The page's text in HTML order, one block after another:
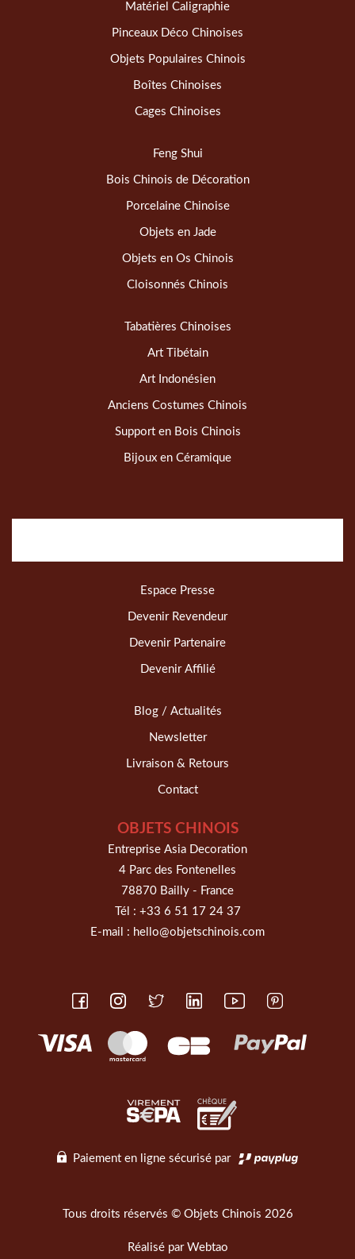
Matériel Caligraphie
Pinceaux Déco Chinoises
Objets Populaires Chinois
Boîtes Chinoises
Cages Chinoises
Feng Shui
Bois Chinois de Décoration
Porcelaine Chinoise
Objets en Jade
Objets en Os Chinois
Cloisonnés Chinois
Tabatières Chinoises
Art Tibétain
Art Indonésien
Anciens Costumes Chinois
Support en Bois Chinois
Bijoux en Céramique
Espace Presse
Devenir Revendeur
Devenir Partenaire
Devenir Affilié
Blog / Actualités
Newsletter
Livraison & Retours
Contact
OBJETS CHINOIS
Entreprise Asia Decoration
4 Parc des Fontenelles
78870 Bailly - France
Tél : +33 6 51 17 24 37
E-mail : hello@objetschinois.com
Paiement en ligne sécurisé par
Tous droits réservés © Objets Chinois 2026
Réalisé par Webtao